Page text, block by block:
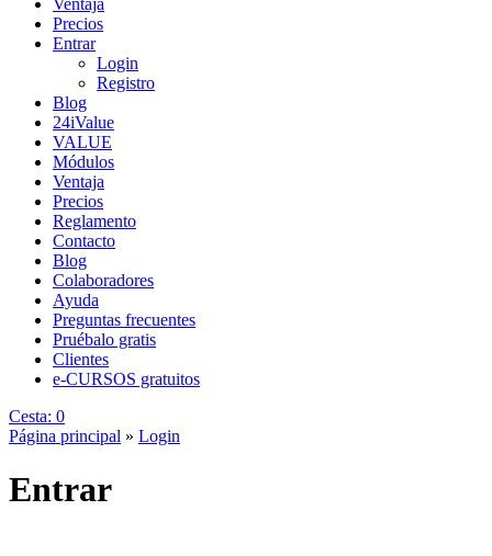
Ventaja
Precios
Entrar
Login
Registro
Blog
24iValue
VALUE
Módulos
Ventaja
Precios
Reglamento
Contacto
Blog
Colaboradores
Ayuda
Preguntas frecuentes
Pruébalo gratis
Clientes
e-CURSOS gratuitos
Cesta: 0
Página principal » Login
Entrar